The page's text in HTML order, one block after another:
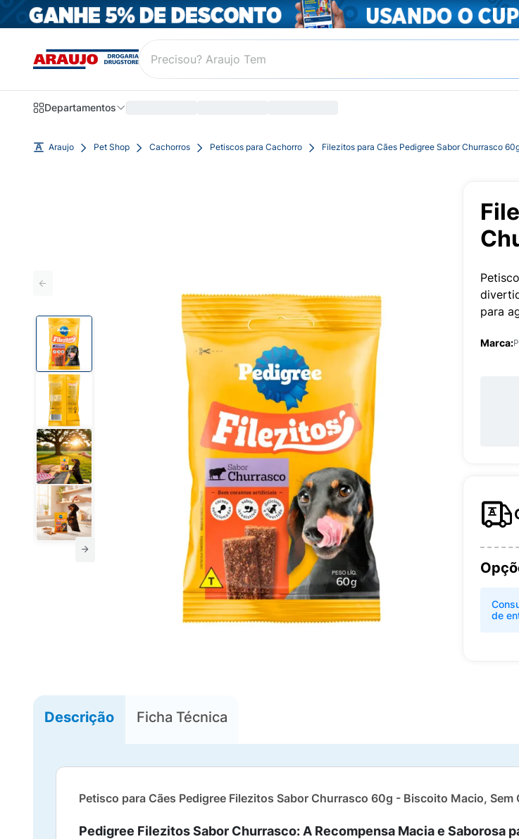
Departamentos
Araujo Pet Shop Cachorros Petiscos para Cachorro Filezitos para Cães Pedigree Sabor Churrasco
para
Marca:
de
Descrição Ficha Técnica
Petisco para Cães Pedigree Filezitos Sabor Churrasco 60g - Biscoito Macio,
Pedigree Filezitos Sabor Churrasco: A Recompensa Macia e Saborosa